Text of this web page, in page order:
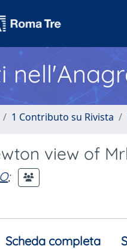
1 Contributo su Rivista
view of
;
Scheda completa